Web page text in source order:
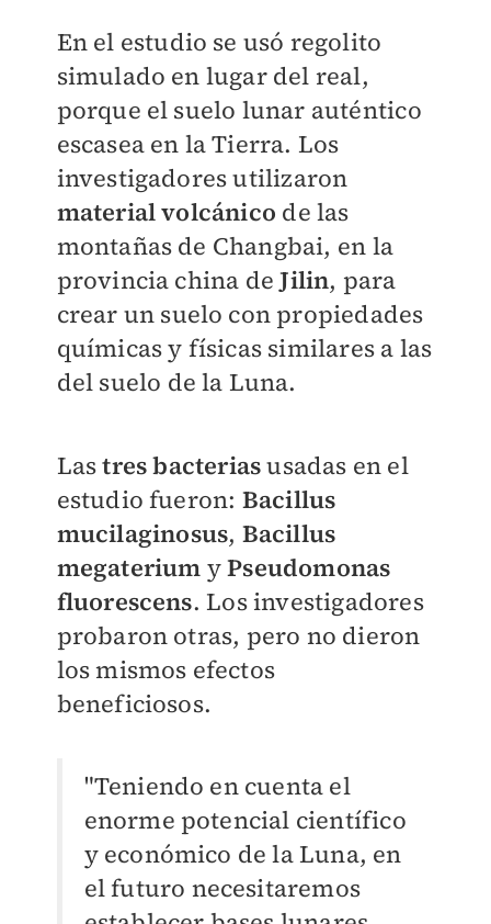
En el estudio se usó regolito
simulado en lugar del real,
porque el suelo lunar auténtico
escasea en la Tierra. Los
investigadores utilizaron
material volcánico de las
montañas de Changbai, en la
provincia china deJilin, para
crear un suelo con propiedades
químicas y físicas similares a las
del suelo de la Luna.
Lastres bacteriasusadas en el
estudio fueron: Bacillus
mucilaginosus, Bacillus
megaterium yPseudomonas
fluorescens. Los investigadores
probaron otras, pero no dieron
los mismos efectos
beneficiosos.
"Teniendo en cuenta el
enorme potencial científico
y económico de la Luna, en
el futuro necesitaremos